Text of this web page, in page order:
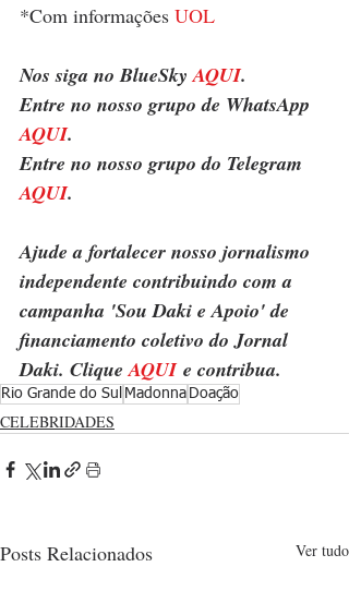
*Com informações UOL
Nos siga no BlueSky AQUI.
Entre no nosso grupo de WhatsApp
AQUI.
Entre no nosso grupo do Telegram
AQUI.
Ajude a fortalecer nosso jornalismo
independente contribuindo com a
campanha 'Sou Daki e Apoio' de
financiamento coletivo do Jornal
Daki. Clique AQUI e contribua.
Rio Grande do Sul Madonna Doação
CELEBRIDADES
Posts Relacionados Ver tudo